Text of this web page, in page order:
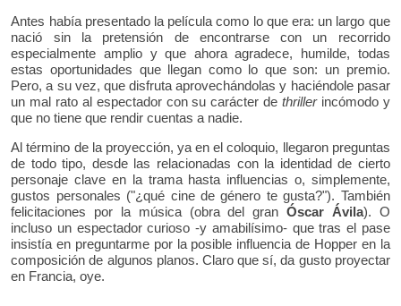
Antes había presentado la película como lo que era: un largo que
nació sin la pretensión de encontrarse con un recorrido
especialmente amplio y que ahora agradece, humilde, todas
estas oportunidades que llegan como lo que son: un premio.
Pero, a su vez, que disfruta aprovechándolas y haciéndole pasar
un mal rato al espectador con su carácter de thrillerincómodo y
que no tiene que rendir cuentas a nadie.
Al término de la proyección, ya en el coloquio, llegaron preguntas
de todo tipo, desde las relacionadas con la identidad de cierto
personaje clave en la trama hasta influencias o, simplemente,
gustos personales ("¿qué cine de género te gusta?"). También
felicitaciones por la música (obra del granÓscar Ávila). O
incluso un espectador curioso -y amabilísimo- que tras el pase
insistía en preguntarme por la posible influencia de Hopper en la
composición de algunos planos. Claro que sí, da gusto proyectar
en Francia, oye.